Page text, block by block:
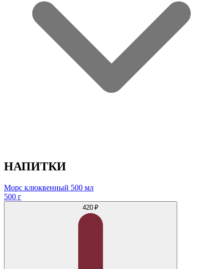
НАПИТКИ
Морс клюквенный 500 мл
500 г
420 ₽